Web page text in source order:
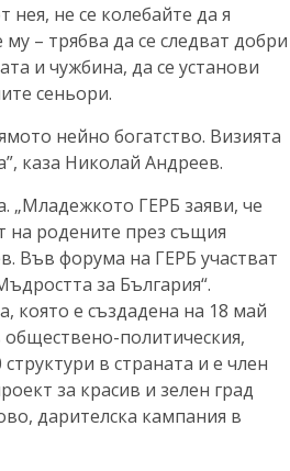
не се колебайте да я
– трябва да се следват добри
и чужбина, да се установи
сеньори.
нейно богатство. Визията
каза Николай Андреев.
„Младежкото ГЕРБ заяви, че
на родените през същия
Във форума на ГЕРБ участват
за България“.
която е създадена на 18 май
политическия,
в страната и е член
за красив и зелен град
дарителска кампания в